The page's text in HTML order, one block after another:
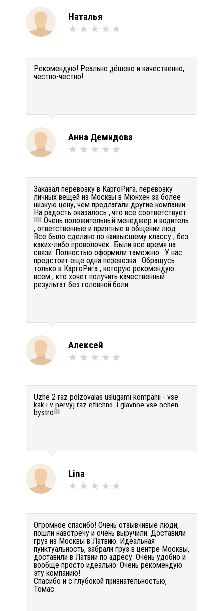
Наталья
Рекомендую! Реально дёшево и качественно,
честно-честно!
Анна Демидова
Заказал перевозку в КаргоРига. перевозку
личных вещей из Москвы в Мюнхен за более
низкую цену, чем предлагали другие компании.
На радость оказалось , что все соответствует
!!!! Очень положительный менеджер и водитель
, ответственные и приятные в общении люд .
Все было сделано по наивысшему классу , без
каких-либо проволочек . Были все время на
связи. Полностью оформили таможню . У нас
предстоит еще одна перевозка . Обращусь
только в КаргоРига , которую рекомендую
всем , кто хочет получить качественный
результат без головной боли .
Алексей
Uzhe 2 raz polzovalas uslugami kompanii - vse
kak i v pervyj raz otlichno. I glavnoe vse ochen
bystro!!!
Lina
Огромное спасибо! Очень отзывчивые люди,
пошли навстречу и очень выручили. Доставили
груз из Москвы в Латвию. Идеальная
пунктуальность, забрали груз в центре Москвы,
доставили в Латвии по адресу. Очень удобно и
вообще просто идеально. Очень рекомендую
эту компанию!
Спасибо и с глубокой признательностью,
Томас